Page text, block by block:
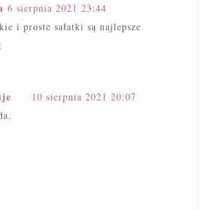
6 sierpnia 2021 23:44
i proste sałatki są najlepsze
10 sierpnia 2021 20:07